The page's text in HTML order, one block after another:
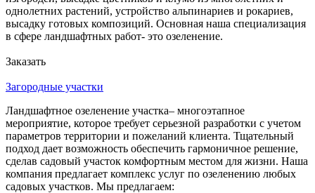
однолетних растений, устройство альпинариев и рокариев,
высадку готовых композиций. Основная наша специализация
в сфере ландшафтных работ- это озеленение.
Заказать
Загородные участки
Ландшафтное озеленение участка– многоэтапное
мероприятие, которое требует серьезной разработки с учетом
параметров территории и пожеланий клиента. Тщательный
подход дает возможность обеспечить гармоничное решение,
сделав садовый участок комфортным местом для жизни. Наша
компания предлагает комплекс услуг по озеленению любых
садовых участков. Мы предлагаем: